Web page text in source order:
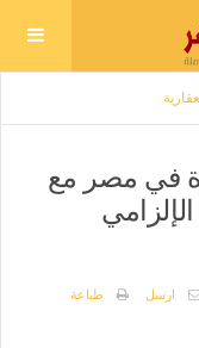
في مصر مع
ارسل
طباعة